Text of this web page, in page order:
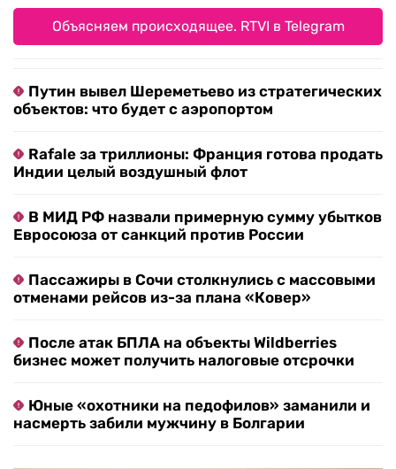
Объясняем происходящее. RTVI в Telegram
Путин вывел Шереметьево из стратегических
объектов: что будет с аэропортом
Rafale за триллионы: Франция готова продать
Индии целый воздушный флот
В МИД РФ назвали примерную сумму убытков
Евросоюза от санкций против России
Пассажиры в Сочи столкнулись с массовыми
отменами рейсов из-за плана «Ковер»
После атак БПЛА на объекты Wildberries
бизнес может получить налоговые отсрочки
Юные «охотники на педофилов» заманили и
насмерть забили мужчину в Болгарии